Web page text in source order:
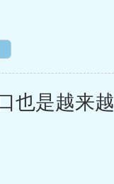
也是越来越